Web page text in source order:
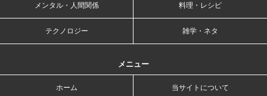
メンタル・人間関係 料理・レシピ
テクノロジー 雑学・ネタ
メニュー
ホーム 当サイトについて